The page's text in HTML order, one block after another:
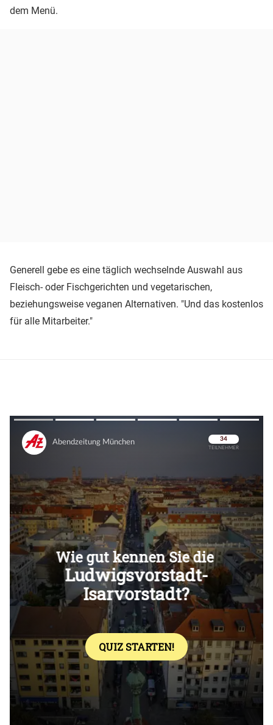
dem Menü.
Generell gebe es eine täglich wechselnde Auswahl aus
Fleisch- oder Fischgerichten und vegetarischen,
beziehungsweise veganen Alternativen. "Und das kostenlos
für alle Mitarbeiter."
Überspringen
Überspringen